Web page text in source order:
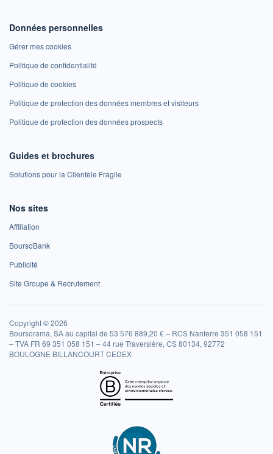
Données personnelles
Gérer mes cookies
Politique de confidentialité
Politique de cookies
Politique de protection des données membres et visiteurs
Politique de protection des données prospects
Guides et brochures
Solutions pour la Clientèle Fragile
Nos sites
Affiliation
BoursoBank
Publicité
Site Groupe & Recrutement
Copyright © 2026
Boursorama, SA au capital de 53 576 889,20 € – RCS Nanterre 351 058 151
– TVA FR 69 351 058 151 – 44 rue Traversière, CS 80134, 92772
BOULOGNE BILLANCOURT CEDEX